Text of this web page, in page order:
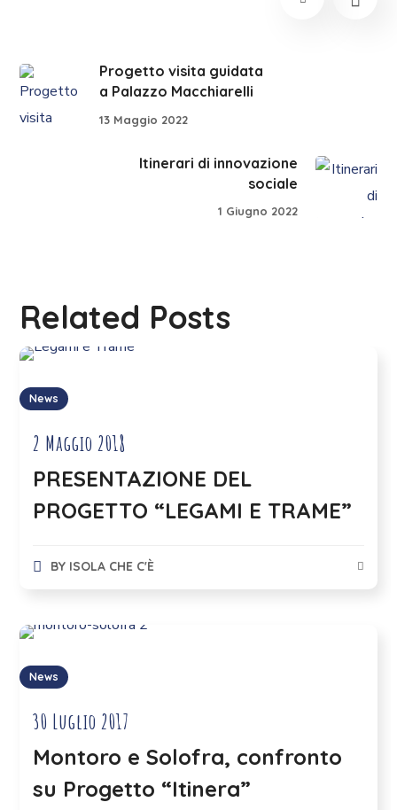
Progetto visita guidata
a Palazzo Macchiarelli
13 Maggio 2022
Itinerari di innovazione
sociale
1 Giugno 2022
Related Posts
News
2 Maggio 2018
PRESENTAZIONE DEL
PROGETTO “LEGAMI E TRAME”
BY ISOLA CHE C'È
News
30 Luglio 2017
Montoro e Solofra, confronto
su Progetto “Itinera”